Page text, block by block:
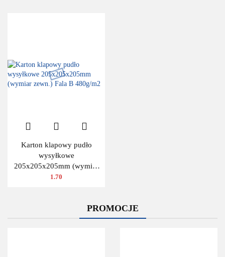
Karton klapowy pudło
wysyłkowe
205x205x205mm (wymiar
zewn.) Fala B 480g/m2
1.70
PROMOCJE